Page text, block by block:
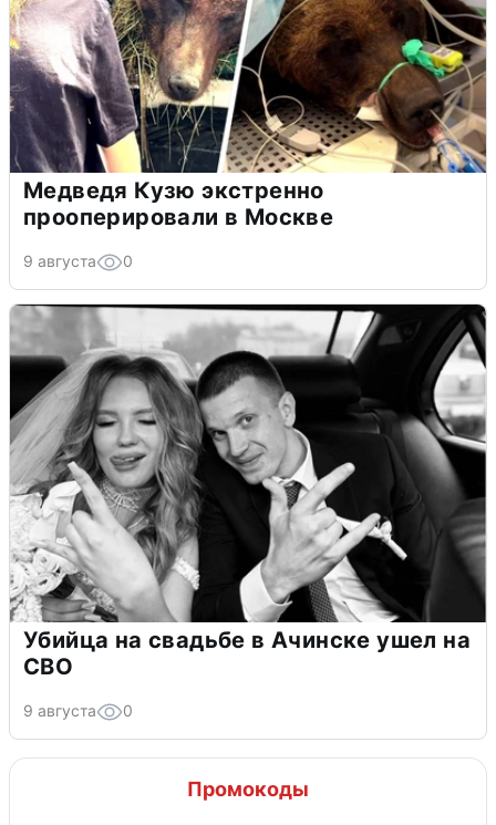
Медведя Кузю экстренно
прооперировали в Москве
9 августа 0
Убийца на свадьбе в Ачинске ушел на
СВО
9 августа 0
Промокоды